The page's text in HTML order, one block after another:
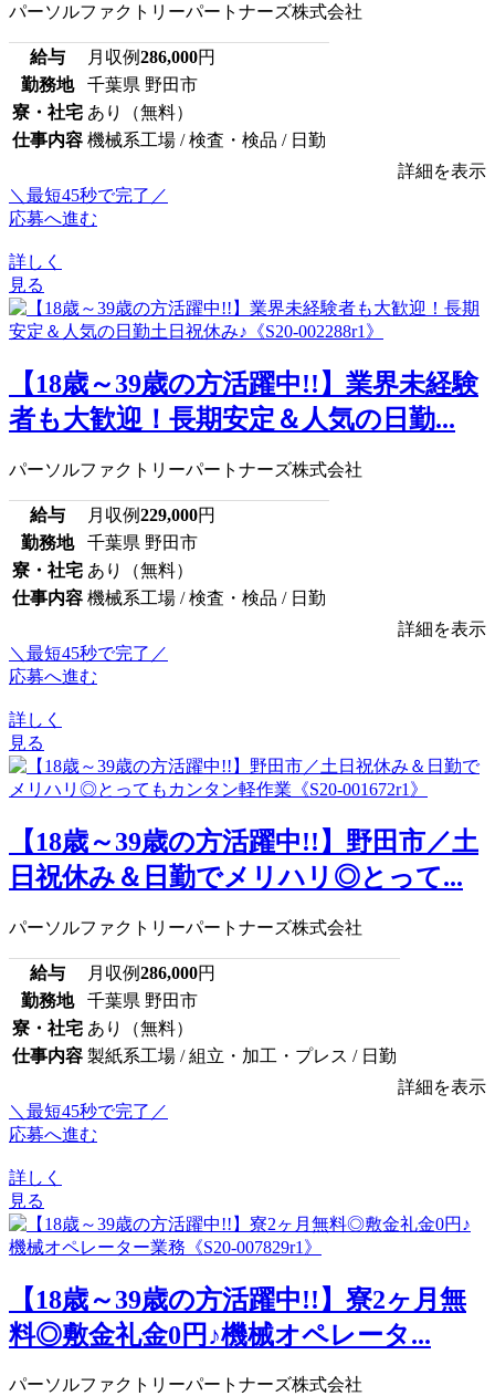
パーソルファクトリーパートナーズ株式会社
給与 月収例286,000円
勤務地
千葉県 野田市
寮・社宅 あり（無料）
仕事内容 機械系工場 / 検査・検品 / 日勤
詳細を表示
＼最短45秒で完了／
応募へ進む
詳しく
見る
【18歳～39歳の方活躍中!!】業界未経験
者も大歓迎！長期安定＆人気の日勤...
パーソルファクトリーパートナーズ株式会社
給与 月収例229,000円
勤務地
千葉県 野田市
寮・社宅 あり（無料）
仕事内容 機械系工場 / 検査・検品 / 日勤
詳細を表示
＼最短45秒で完了／
応募へ進む
詳しく
見る
【18歳～39歳の方活躍中!!】野田市／土
日祝休み＆日勤でメリハリ◎とって...
パーソルファクトリーパートナーズ株式会社
給与 月収例286,000円
勤務地
千葉県 野田市
寮・社宅 あり（無料）
仕事内容 製紙系工場 / 組立・加工・プレス / 日勤
詳細を表示
＼最短45秒で完了／
応募へ進む
詳しく
見る
【18歳～39歳の方活躍中!!】寮2ヶ月無
料◎敷金礼金0円♪機械オペレータ...
パーソルファクトリーパートナーズ株式会社